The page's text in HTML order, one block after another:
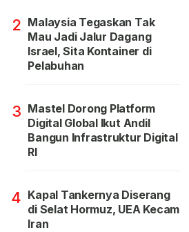
2 Malaysia Tegaskan Tak
Mau Jadi Jalur Dagang
Israel, Sita Kontainer di
Pelabuhan
3 Mastel Dorong Platform
Digital Global Ikut Andil
Bangun Infrastruktur Digital
RI
4 Kapal Tankernya Diserang
di Selat Hormuz, UEA Kecam
Iran